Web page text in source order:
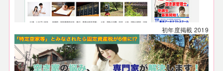
初年度掲載 2019